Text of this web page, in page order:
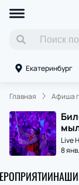
Екатеринбург
Главная Афиша
Live
8